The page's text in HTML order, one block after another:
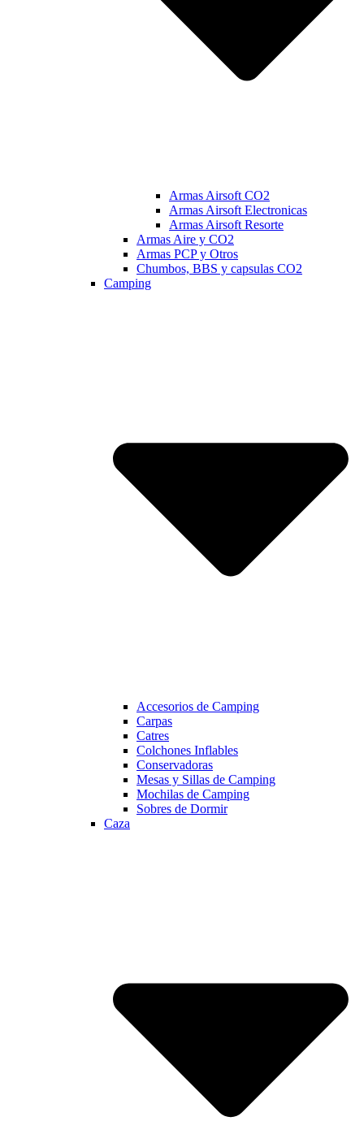
Armas Airsoft CO2
Armas Airsoft Electronicas
Armas Airsoft Resorte
Armas Aire y CO2
Armas PCP y Otros
Chumbos, BBS y capsulas CO2
Camping
Accesorios de Camping
Carpas
Catres
Colchones Inflables
Conservadoras
Mesas y Sillas de Camping
Mochilas de Camping
Sobres de Dormir
Caza